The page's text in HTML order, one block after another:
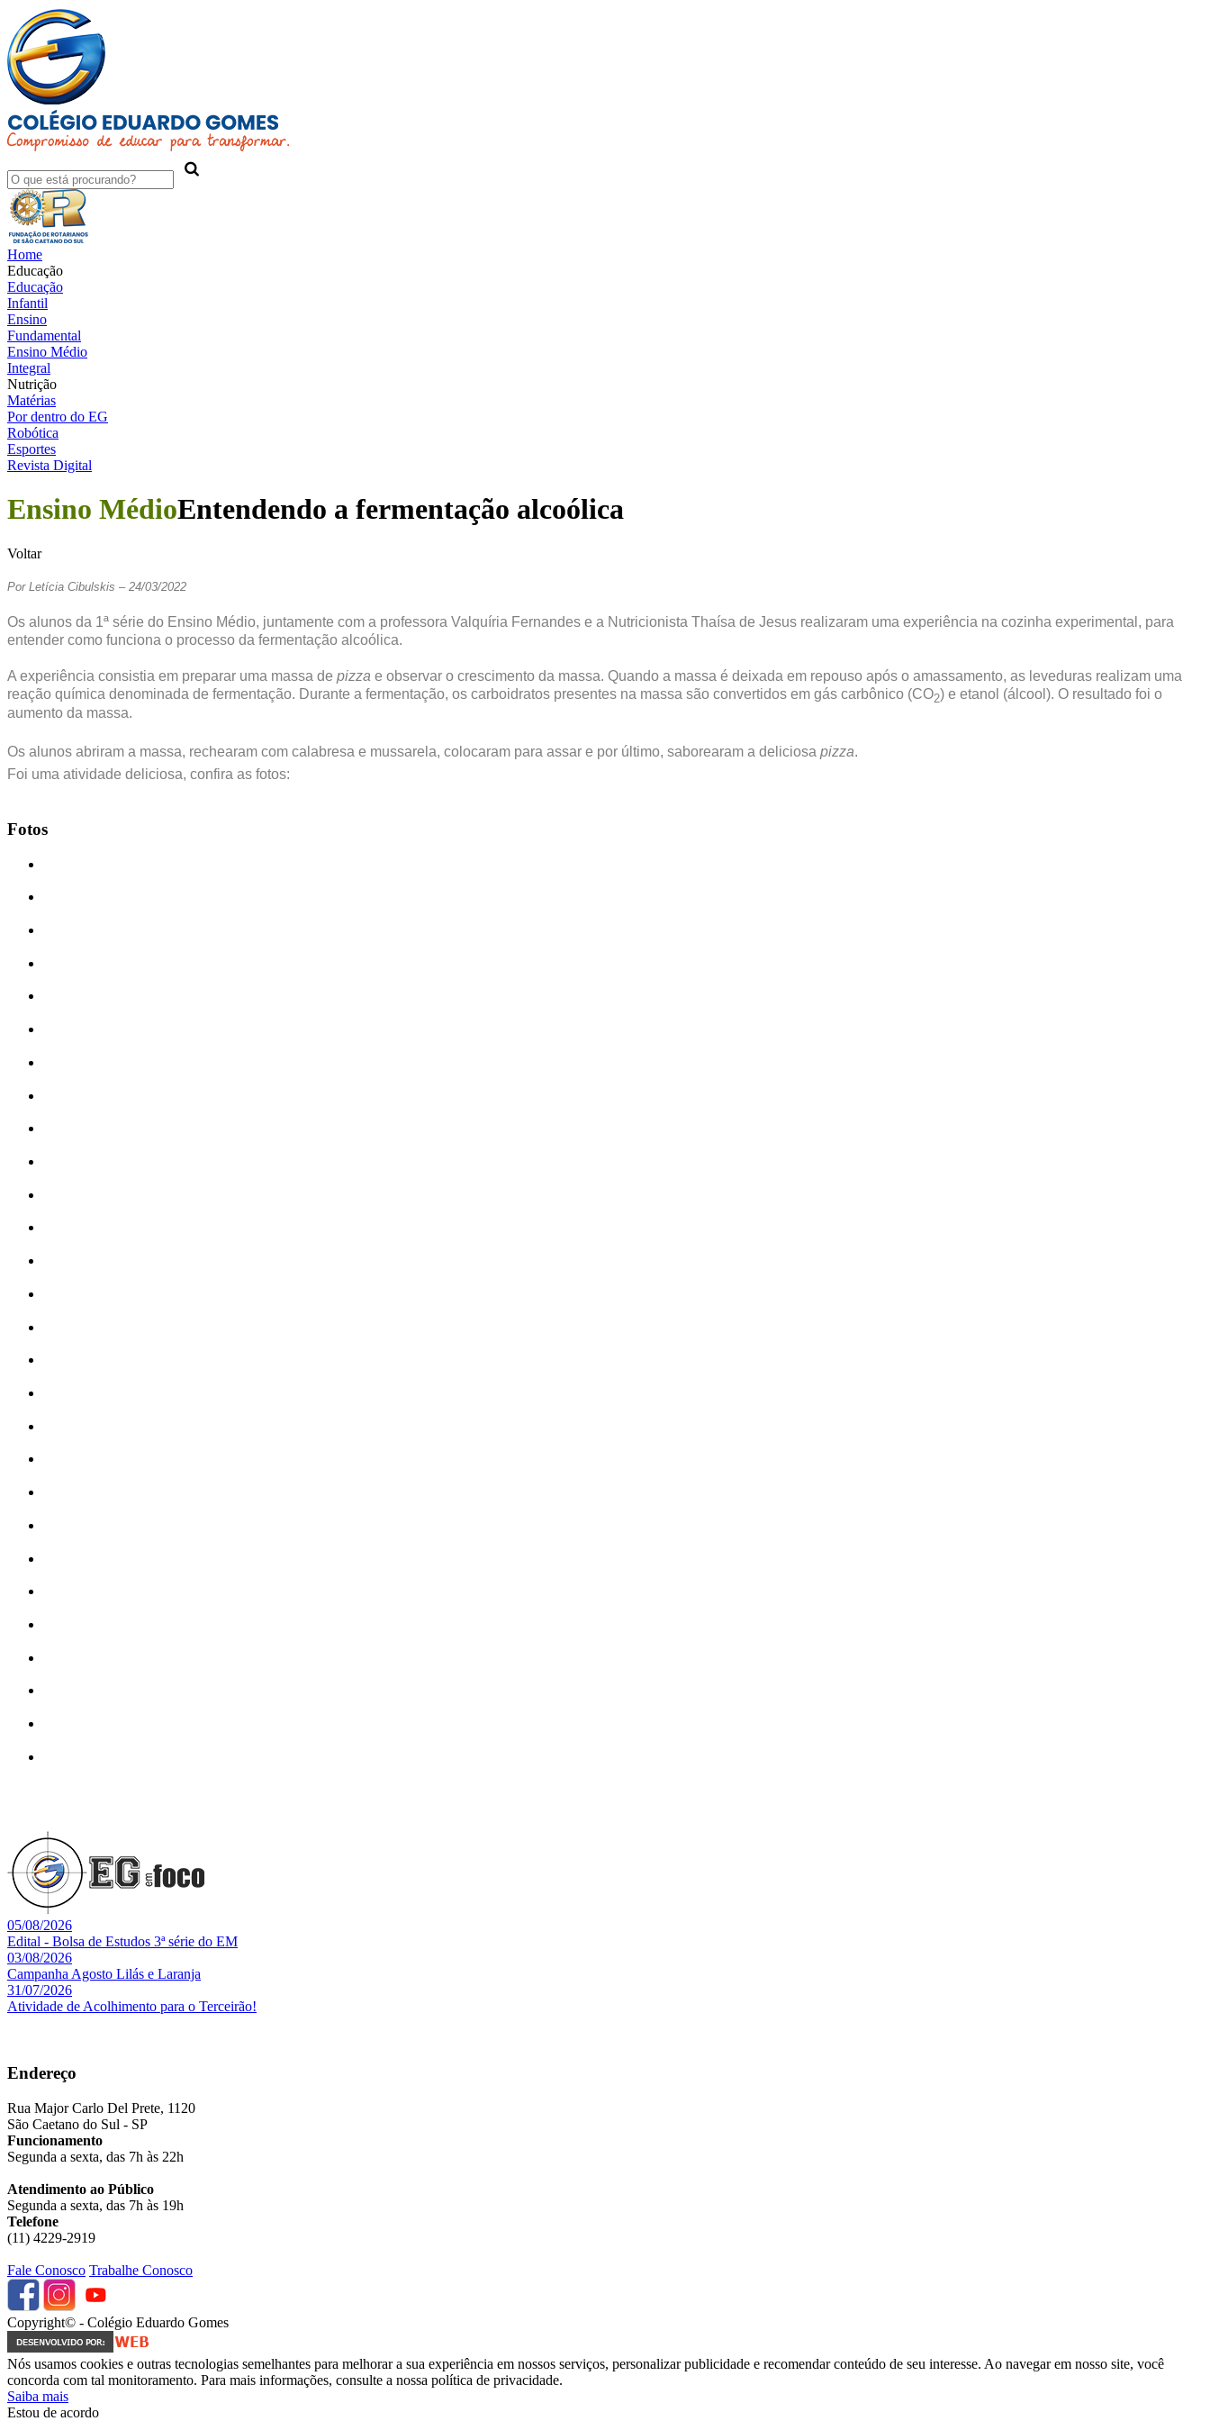
Home
Educação
Educação
Infantil
Ensino
Fundamental
Ensino Médio
Integral
Nutrição
Matérias
Por dentro do EG
Robótica
Esportes
Revista Digital
Ensino MédioEntendendo a fermentação alcoólica
Voltar
Por Letícia Cibulskis – 24/03/2022
Os alunos da 1ª série do Ensino Médio, juntamente com a professora Valquíria Fernandes e a Nutricionista Thaísa de Jesus realizaram uma experiência na cozinha experimental, para
entender como funciona o processo da fermentação alcoólica.
A experiência consistia em preparar uma massa de pizza e observar o crescimento da massa. Quando a massa é deixada em repouso após o amassamento, as leveduras realizam uma
reação química denominada de fermentação. Durante a fermentação, os carboidratos presentes na massa são convertidos em gás carbônico (CO2) e etanol (álcool). O resultado foi o
aumento da massa.
Os alunos abriram a massa, rechearam com calabresa e mussarela, colocaram para assar e por último, saborearam a deliciosa pizza.
Foi uma atividade deliciosa, confira as fotos:
Fotos
05/08/2026
Edital - Bolsa de Estudos 3ª série do EM
03/08/2026
Campanha Agosto Lilás e Laranja
31/07/2026
Atividade de Acolhimento para o Terceirão!
Endereço
Rua Major Carlo Del Prete, 1120
São Caetano do Sul - SP
Funcionamento
Segunda a sexta, das 7h às 22h
Atendimento ao Público
Segunda a sexta, das 7h às 19h
Telefone
(11) 4229-2919
Fale Conosco Trabalhe Conosco
Copyright© - Colégio Eduardo Gomes
Nós usamos cookies e outras tecnologias semelhantes para melhorar a sua experiência em nossos serviços, personalizar publicidade e recomendar conteúdo de seu interesse. Ao navegar em nosso site, você
concorda com tal monitoramento. Para mais informações, consulte a nossa política de privacidade.
Saiba mais
Estou de acordo